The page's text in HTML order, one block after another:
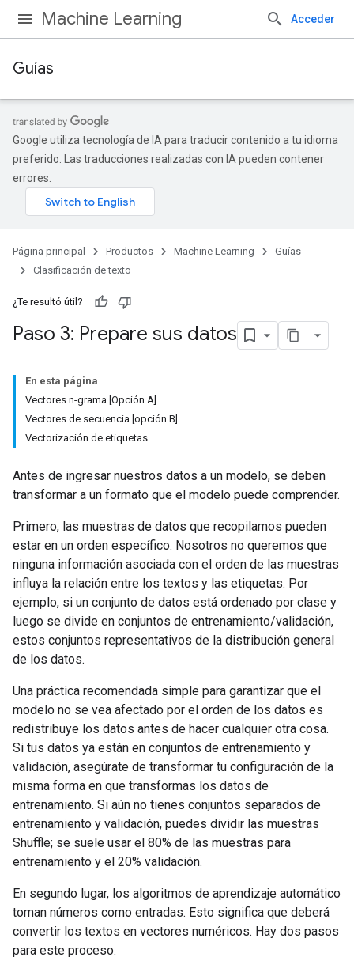
Machine Learning Acceder
Guías
Google utiliza tecnología de IA para traducir contenido a tu idioma
preferido. Las traducciones realizadas con IA pueden contener
errores.
Página principal Productos Machine Learning
Guías
Clasificación de texto
¿Te resultó útil?
Paso 3: Prepare sus datos
En esta página
Vectores n-grama [Opción A]
Vectores de secuencia [opción B]
Vectorización de etiquetas
Antes de ingresar nuestros datos a un modelo, se deben
transformar a un formato que el modelo puede comprender.
Primero, las muestras de datos que recopilamos pueden
estar en un orden específico. Nosotros no queremos que
ninguna información asociada con el orden de las muestras
influya la relación entre los textos y las etiquetas. Por
ejemplo, si un conjunto de datos está ordenado por clase y
luego se divide en conjuntos de entrenamiento/validación,
estos conjuntos representativos de la distribución general
de los datos.
Una práctica recomendada simple para garantizar que el
modelo no se vea afectado por el orden de los datos es
redistribuye los datos antes de hacer cualquier otra cosa.
Si tus datos ya están en conjuntos de entrenamiento y
validación, asegúrate de transformar tu configuración de la
misma forma en que transformas los datos de
entrenamiento. Si aún no tienes conjuntos separados de
entrenamiento y validación, puedes dividir las muestras
Shuffle; se suele usar el 80% de las muestras para
entrenamiento y el 20% validación.
En segundo lugar, los algoritmos de aprendizaje automático
toman números como entradas. Esto significa que deberá
convertir los textos en vectores numéricos. Hay dos pasos
para este proceso: